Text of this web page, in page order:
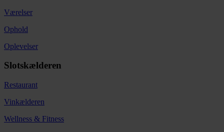
Værelser
Ophold
Oplevelser
Slotskælderen
Restaurant
Vinkælderen
Wellness & Fitness